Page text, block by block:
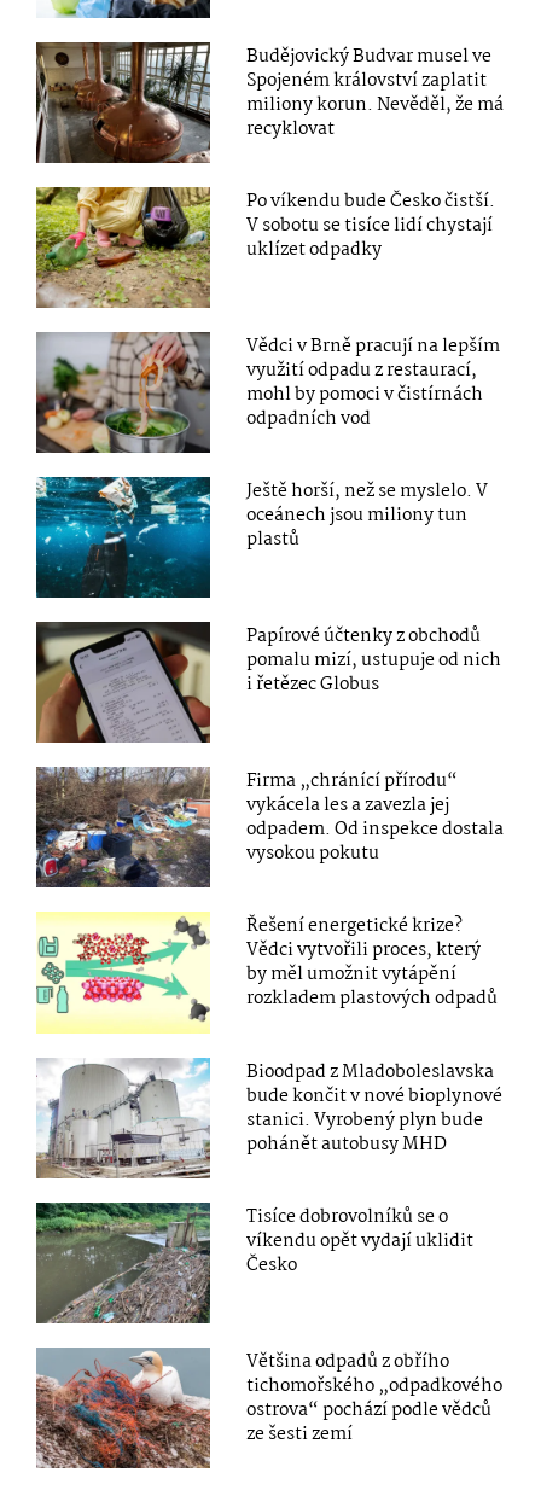
Budějovický Budvar musel ve
Spojeném království zaplatit
miliony korun. Nevěděl, že má
recyklovat
Po víkendu bude Česko čistší.
V sobotu se tisíce lidí chystají
uklízet odpadky
Vědci v Brně pracují na lepším
využití odpadu z restaurací,
mohl by pomoci v čistírnách
odpadních vod
Ještě horší, než se myslelo. V
oceánech jsou miliony tun
plastů
Papírové účtenky z obchodů
pomalu mizí, ustupuje od nich
i řetězec Globus
Firma „chránící přírodu“
vykácela les a zavezla jej
odpadem. Od inspekce dostala
vysokou pokutu
Řešení energetické krize?
Vědci vytvořili proces, který
by měl umožnit vytápění
rozkladem plastových odpadů
Bioodpad z Mladoboleslavska
bude končit v nové bioplynové
stanici. Vyrobený plyn bude
pohánět autobusy MHD
Tisíce dobrovolníků se o
víkendu opět vydají uklidit
Česko
Většina odpadů z obřího
tichomořského „odpadkového
ostrova“ pochází podle vědců
ze šesti zemí